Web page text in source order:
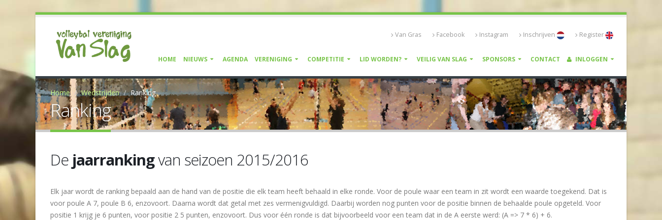
Van Gras Facebook Instagram Inschrijven Register
HOME NIEUWS AGENDA VERENIGING COMPETITIE LID WORDEN? VEILIG VAN SLAG SPONSORS CONTACT INLOGGEN
Home Wedstrijden Ranking
Ranking
De jaarrankingvan seizoen 2015/2016
Elk jaar wordt de ranking bepaald aan de hand van de positie die elk team heeft behaald in elke ronde. Voor de poule waar een team in zit wordt een waarde toegekend. Dat is
voor poule A 7, poule B 6, enzovoort. Daarna wordt dat getal met zes vermenigvuldigd. Daarbij worden nog punten voor de positie binnen de behaalde poule opgeteld. Voor
positie 1 krijg je 6 punten, voor positie 2 5 punten, enzovoort. Dus voor één ronde is dat bijvoorbeeld voor een team dat in de A eerste werd: (A => 7 * 6) + 6.